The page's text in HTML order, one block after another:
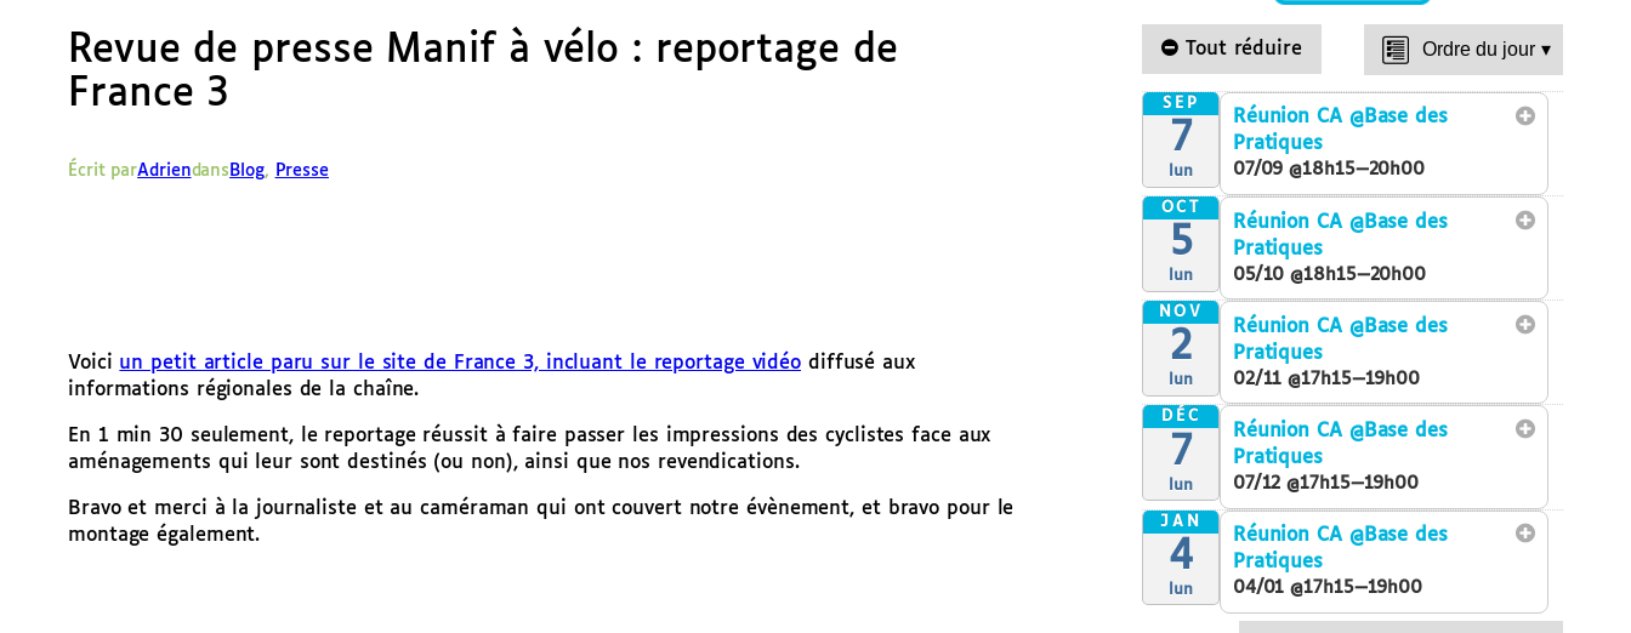
Revue de presse Manif à vélo : reportage de
France 3
Écrit parAdriendans Blog, Presse
Voici un petit article paru sur le site de France 3, incluant le reportage vidéo diffusé aux
informations régionales de la chaîne.
En 1 min 30 seulement, le reportage réussit à faire passer les impressions des cyclistes face aux
aménagements qui leur sont destinés (ou non), ainsi que nos revendications.
Bravo et merci à la journaliste et au caméraman qui ont couvert notre évènement, et bravo pour le
montage également.
Tout réduire Ordre du jour ▾
SEP
7
lun
Réunion CA @Base des
Pratiques
07/09 @18h15—20h00
OCT
5
lun
Réunion CA @Base des
Pratiques
05/10 @18h15—20h00
NOV
2
lun
Réunion CA @Base des
Pratiques
02/11 @17h15—19h00
DÉC
7
lun
Réunion CA @Base des
Pratiques
07/12 @17h15—19h00
JAN
4
lun
Réunion CA @Base des
Pratiques
04/01 @17h15—19h00